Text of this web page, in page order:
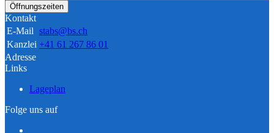
Öffnungszeiten
Kontakt
E-Mail stabs@bs.ch
Kanzlei +41 61 267 86 01
Adresse
Links
Lageplan
Folge uns auf